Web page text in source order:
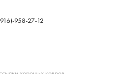
958-27-12